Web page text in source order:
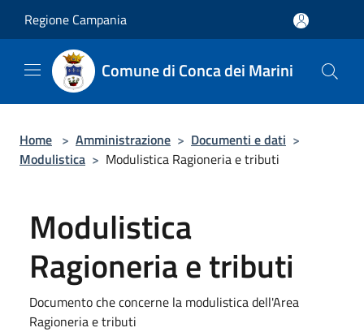
Regione Campania
Comune di Conca dei Marini
Home > Amministrazione > Documenti e dati >
Modulistica > Modulistica Ragioneria e tributi
Modulistica
Ragioneria e tributi
Documento che concerne la modulistica dell'Area
Ragioneria e tributi